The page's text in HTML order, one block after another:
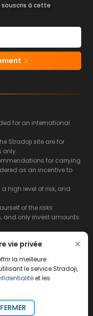
vie privée
la meilleure
le service Stradoji,
et les
souscris à cette
for an international
Stradoji site are for
only.
for carrying
as an incentive to
high level of risk, and
of the risks
and only invest amounts
or the
information contained on
company
may be made of this
may result therefrom.
citizens or US residents.